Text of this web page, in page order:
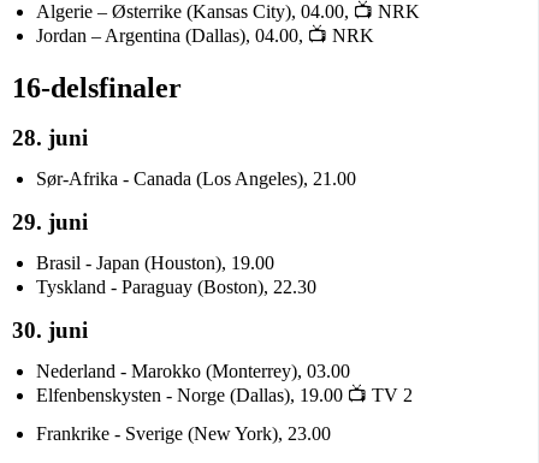
Algerie – Østerrike (Kansas City), 04.00, 📺 NRK
Jordan – Argentina (Dallas), 04.00, 📺 NRK
16-delsfinaler
28. juni
Sør-Afrika - Canada (Los Angeles), 21.00
29. juni
Brasil - Japan (Houston), 19.00
Tyskland - Paraguay (Boston), 22.30
30. juni
Nederland - Marokko (Monterrey), 03.00
Elfenbenskysten - Norge (Dallas), 19.00 📺 TV 2
Frankrike - Sverige (New York), 23.00